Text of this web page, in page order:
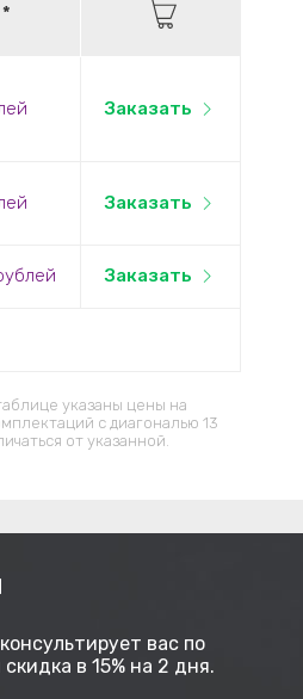
Заказать
Заказать
Заказать
указаны цены на
c диагональю 13
от указанной.
вас по
в 15% на 2 дня.